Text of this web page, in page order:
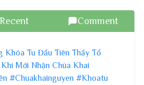
Recent Comment
Khóa Tu Đầu Tiên Thầy Tổ
Mới Nhận Chùa Khai
#Chuakhainguyen #Khoatu